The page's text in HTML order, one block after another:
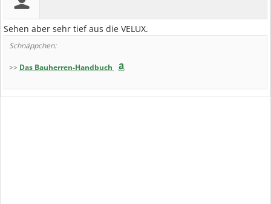
Sehen aber sehr tief aus die VELUX.
Schnäppchen:
>> Das Bauherren-Handbuch